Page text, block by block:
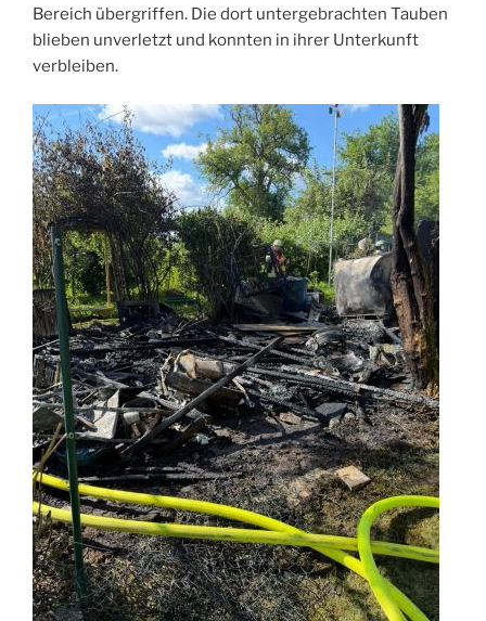
Bereich übergriffen. Die dort untergebrachten Tauben
blieben unverletzt und konnten in ihrer Unterkunft
verbleiben.